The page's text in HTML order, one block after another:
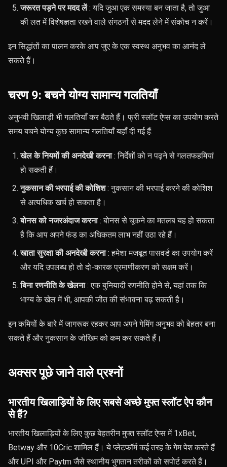
जरूरत पड़ने पर मदद लें: यदि जुआ एक समस्या बन जाता है, तो जुआ
की लत में विशेषज्ञता रखने वाले संगठनों से मदद लेने में संकोच न करें।
इन सिद्धांतों का पालन करके आप जुए के एक स्वस्थ अनुभव का आनंद ले
सकते हैं।
चरण 9: बचने योग्य सामान्य गलतियाँ
अनुभवी खिलाड़ी भी गलतियाँ कर बैठते हैं। फ्री स्लॉट ऐप्स का उपयोग करते
समय बचने योग्य कुछ सामान्य गलतियाँ यहाँ दी गई हैं:
खेल के नियमों की अनदेखी करना: निर्देशों को न पढ़ने से गलतफहमियां
हो सकती हैं।
नुकसान की भरपाई की कोशिश: नुकसान की भरपाई करने की कोशिश
से अत्यधिक खर्च हो सकता है।
बोनस को नजरअंदाज करना: बोनस से चूकने का मतलब यह हो सकता
है कि आप अपने फंड का अधिकतम लाभ नहीं उठा रहे हैं।
खाता सुरक्षा की अनदेखी करना: हमेशा मजबूत पासवर्ड का उपयोग करें
और यदि उपलब्ध हो तो दो-कारक प्रमाणीकरण को सक्षम करें।
बिना रणनीति के खेलना: एक बुनियादी रणनीति होने से, यहां तक ​​कि
भाग्य के खेल में भी, आपकी जीत की संभावना बढ़ सकती है।
इन कमियों के बारे में जागरूक रहकर आप अपने गेमिंग अनुभव को बेहतर बना
सकते हैं और नुकसान के जोखिम को कम कर सकते हैं।
अक्सर पूछे जाने वाले प्रश्नों
भारतीय खिलाड़ियों के लिए सबसे अच्छे मुफ्त स्लॉट ऐप कौन
से हैं?
भारतीय खिलाड़ियों के लिए कुछ बेहतरीन मुफ्त स्लॉट ऐप्स में 1xBet,
Betway और 10Cric शामिल हैं। ये प्लेटफॉर्म कई तरह के गेम पेश करते हैं
और UPI और Paytm जैसे स्थानीय भुगतान तरीकों को सपोर्ट करते हैं।